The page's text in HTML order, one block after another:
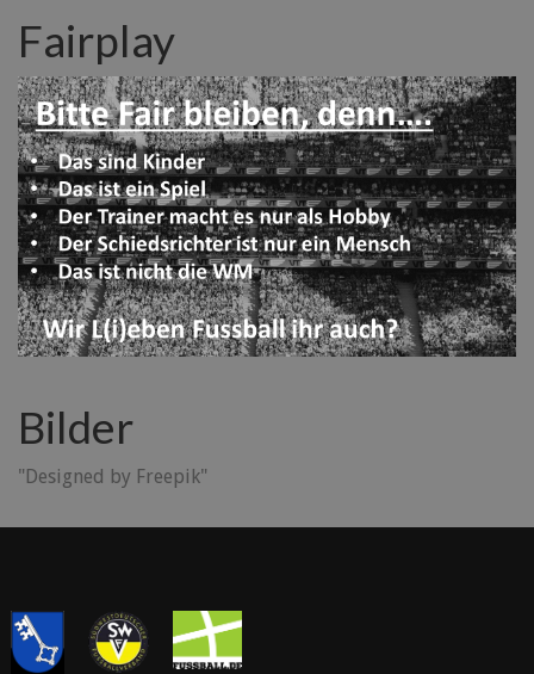
Fairplay
Bilder
"Designed by Freepik"